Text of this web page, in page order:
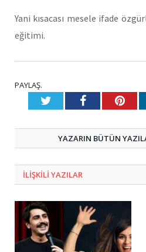
Yani kısacası mesele ifade
eğitimi.
PAYLAŞ.
TwitterFacebook
YAZARIN BÜTÜN
ILIŞKILI YAZILAR